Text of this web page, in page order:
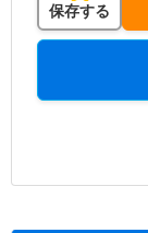
保存する